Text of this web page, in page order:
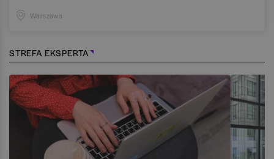
Warszawa
STREFA EKSPERTA